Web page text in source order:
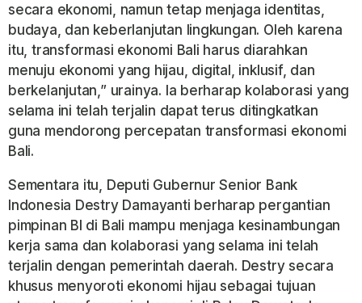
secara ekonomi, namun tetap menjaga identitas,
budaya, dan keberlanjutan lingkungan. Oleh karena
itu, transformasi ekonomi Bali harus diarahkan
menuju ekonomi yang hijau, digital, inklusif, dan
berkelanjutan,” urainya. Ia berharap kolaborasi yang
selama ini telah terjalin dapat terus ditingkatkan
guna mendorong percepatan transformasi ekonomi
Bali.
Sementara itu, Deputi Gubernur Senior Bank
Indonesia Destry Damayanti berharap pergantian
pimpinan BI di Bali mampu menjaga kesinambungan
kerja sama dan kolaborasi yang selama ini telah
terjalin dengan pemerintah daerah. Destry secara
khusus menyoroti ekonomi hijau sebagai tujuan